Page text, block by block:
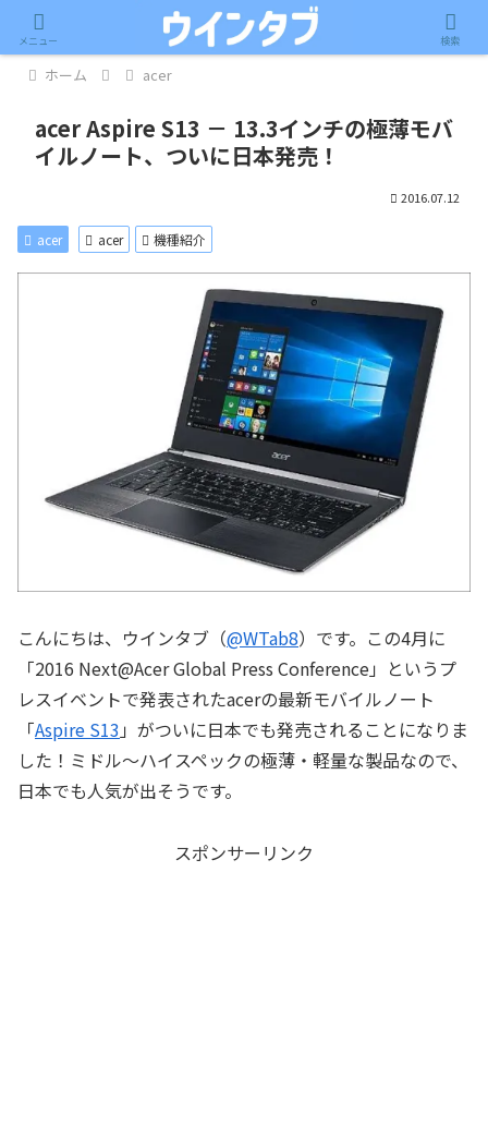
記事内に広告が含まれています。
ホーム acer
acer Aspire S13 － 13.3インチの極薄モバ
イルノート、ついに日本発売！
2016.07.12
acer acer 機種紹介
こんにちは、ウインタブ（@WTab8）です。この4月に
「2016 Next@Acer Global Press Conference」というプ
レスイベントで発表されたacerの最新モバイルノート
「Aspire S13 」がついに日本でも発売されることになりま
した！ミドル～ハイスペックの極薄・軽量な製品なので、
日本でも人気が出そうです。
スポンサーリンク
メニュー 検索